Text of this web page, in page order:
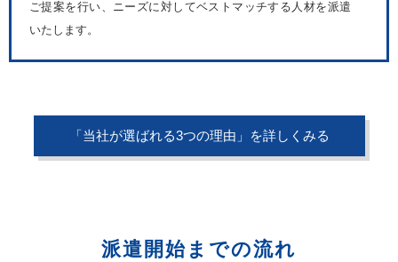
ご提案を行い、ニーズに対してベストマッチする人材を派遣
いたします。
「当社が選ばれる3つの理由」を詳しくみる
派遣開始までの流れ